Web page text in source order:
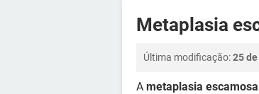
Metaplasia
Última modificação:25
A metaplasia